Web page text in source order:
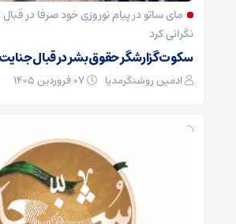
مای ساتو در پیام نوروزی خود صرفا در قبال
نگرانی کرد
سکوت گزارشگر حقوق بشر در قبال
ادمین روشنگرمدیا